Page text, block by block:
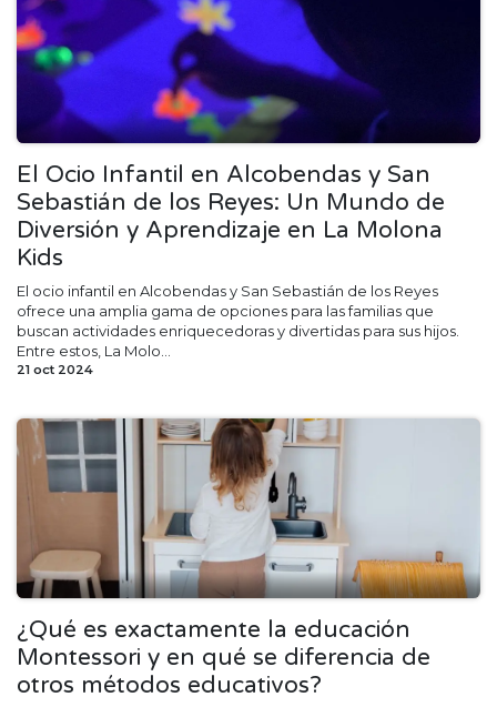
El Ocio Infantil en Alcobendas y San
Sebastián de los Reyes: Un Mundo de
Diversión y Aprendizaje en La Molona
Kids
El ocio infantil en Alcobendas y San Sebastián de los Reyes
ofrece una amplia gama de opciones para las familias que
buscan actividades enriquecedoras y divertidas para sus hijos.
Entre estos, La Molo...
21 oct 2024
¿Qué es exactamente la educación
Montessori y en qué se diferencia de
otros métodos educativos?